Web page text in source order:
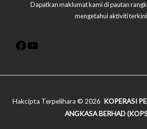
Dapatkan maklumat kami di pautan
mengetahui aktiviti
Hakcipta Terpelihara © 2026 KOPERASI
ANGKASA BERHAD